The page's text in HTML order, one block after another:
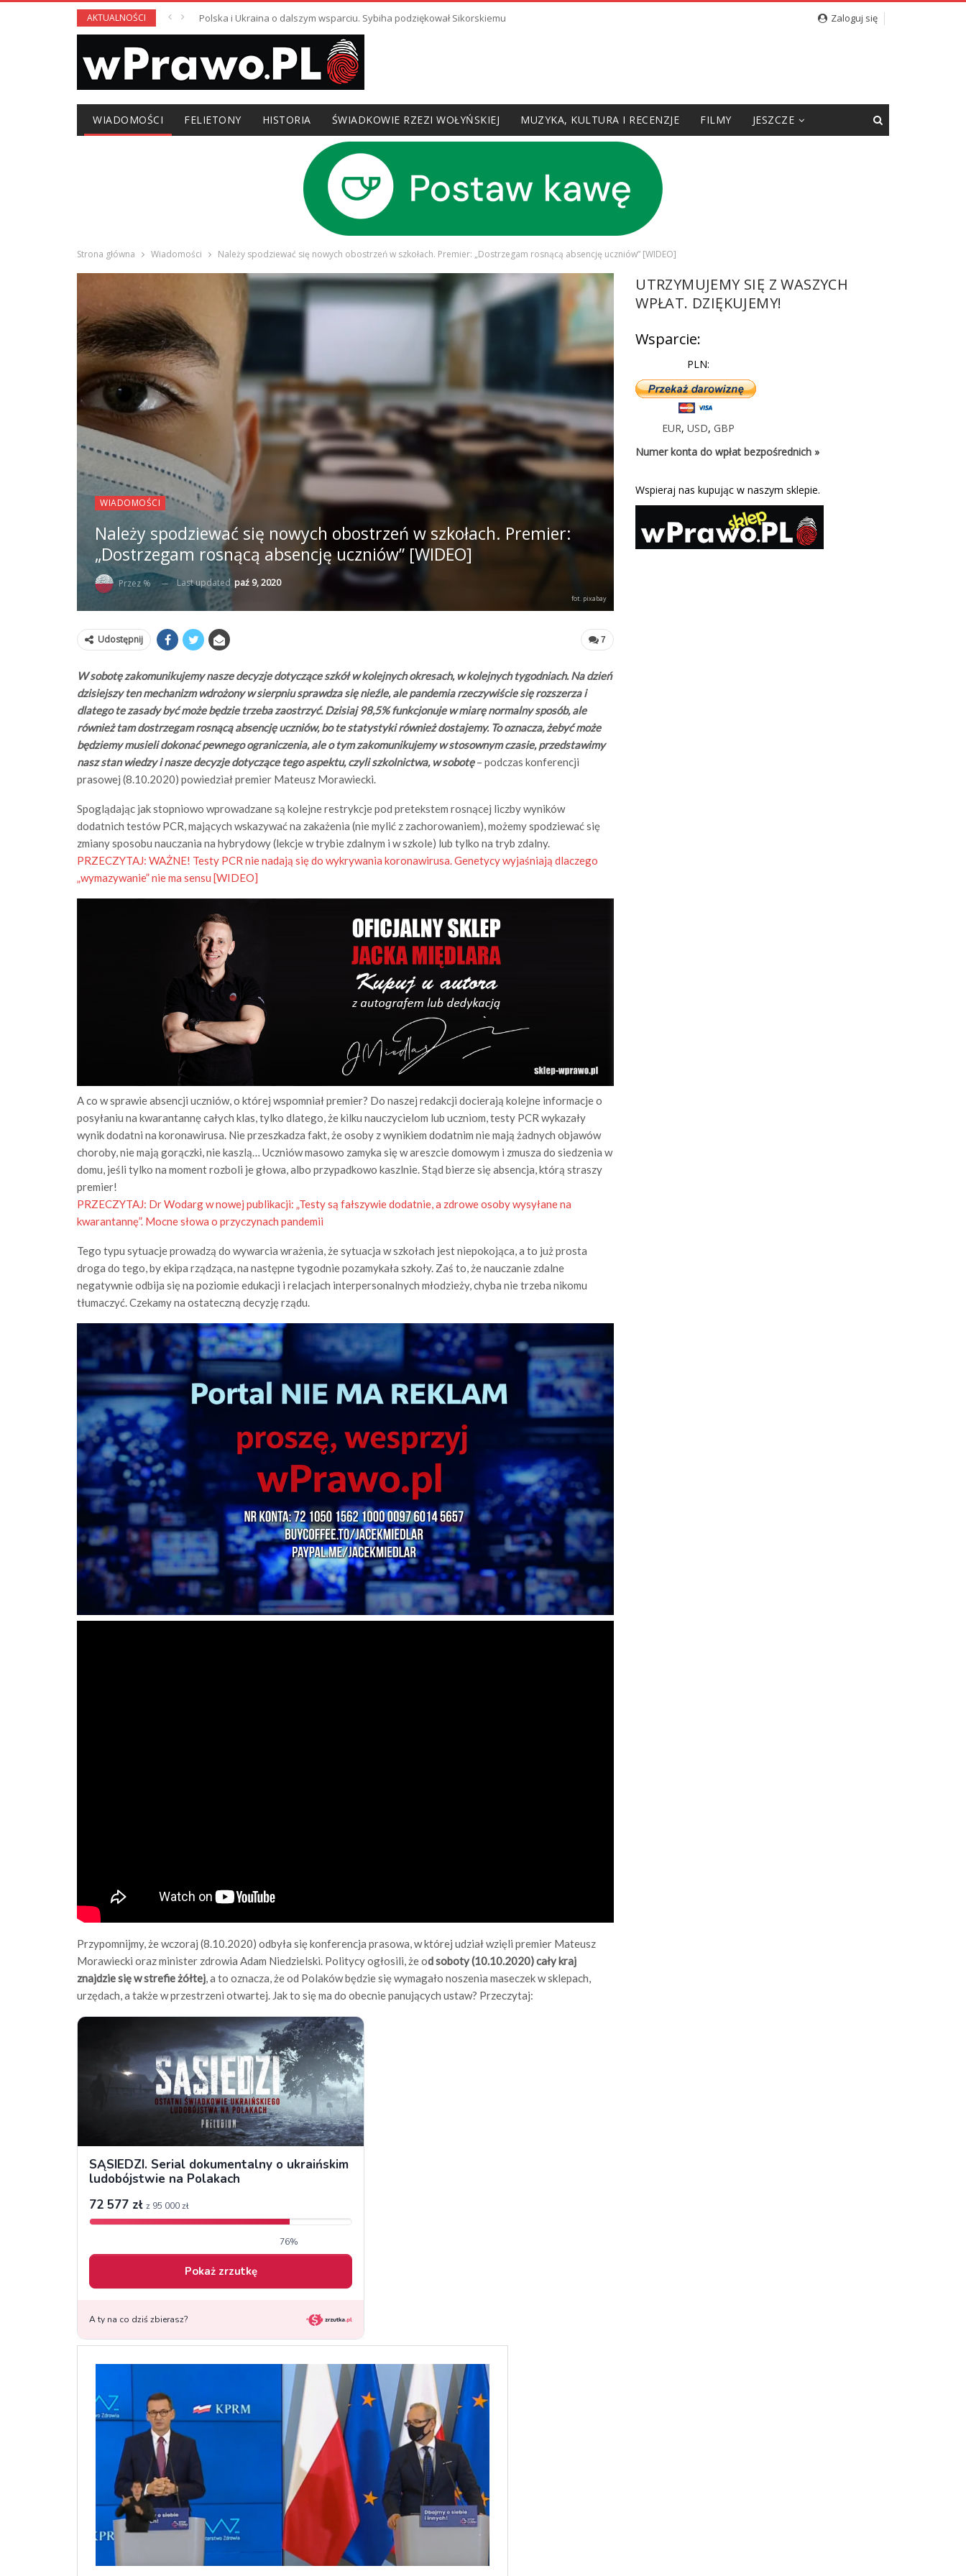
AKTUALNOŚCI Polska i Ukraina o dalszym wsparciu. Sybiha podziękował Sikorskiemu Zaloguj się
WIADOMOŚCI FELIETONY HISTORIA ŚWIADKOWIE RZEZI WOŁYŃSKIEJ MUZYKA, KULTURA I RECENZJE FILMY JESZCZE
Strona główna Wiadomości Należy spodziewać się nowych obostrzeń w szkołach. Premier: „Dostrzegam rosnącą absencję uczniów” [WIDEO]
WIADOMOŚCI
Należy spodziewać się nowych obostrzeń w szkołach. Premier:
„Dostrzegam rosnącą absencję uczniów” [WIDEO]
Przez % Last updated paź 9, 2020
fot. pixabay
7
Udostępnij
W sobotę zakomunikujemy nasze decyzje dotyczące szkół w kolejnych okresach, w kolejnych tygodniach. Na dzień
dzisiejszy ten mechanizm wdrożony w sierpniu sprawdza się nieźle, ale pandemia rzeczywiście się rozszerza i
dlatego te zasady być może będzie trzeba zaostrzyć. Dzisiaj 98,5% funkcjonuje w miarę normalny sposób, ale
również tam dostrzegam rosnącą absencję uczniów, bo te statystyki również dostajemy. To oznacza, żebyć może
będziemy musieli dokonać pewnego ograniczenia, ale o tym zakomunikujemy w stosownym czasie, przedstawimy
nasz stan wiedzy i nasze decyzje dotyczące tego aspektu, czyli szkolnictwa, w sobotę– podczas konferencji
prasowej (8.10.2020) powiedział premier Mateusz Morawiecki.
Spoglądając jak stopniowo wprowadzane są kolejne restrykcje pod pretekstem rosnącej liczby wyników
dodatnich testów PCR, mających wskazywać na zakażenia (nie mylić z zachorowaniem), możemy spodziewać się
zmiany sposobu nauczania na hybrydowy (lekcje w trybie zdalnym i w szkole) lub tylko na tryb zdalny.
PRZECZYTAJ: WAŻNE! Testy PCR nie nadają się do wykrywania koronawirusa. Genetycy wyjaśniają dlaczego
„wymazywanie” nie ma sensu [WIDEO]
A co w sprawie absencji uczniów, o której wspomniał premier? Do naszej redakcji docierają kolejne informacje o
posyłaniu na kwarantannę całych klas, tylko dlatego, że kilku nauczycielom lub uczniom, testy PCR wykazały
wynik dodatni na koronawirusa. Nie przeszkadza fakt, że osoby z wynikiem dodatnim nie mają żadnych objawów
choroby, nie mają gorączki, nie kaszlą… Uczniów masowo zamyka się w areszcie domowym i zmusza do siedzenia w
domu, jeśli tylko na moment rozboli je głowa, albo przypadkowo kaszlnie. Stąd bierze się absencja, którą straszy
premier!
PRZECZYTAJ: Dr Wodarg w nowej publikacji: „Testy są fałszywie dodatnie, a zdrowe osoby wysyłane na
kwarantannę”. Mocne słowa o przyczynach pandemii
Tego typu sytuacje prowadzą do wywarcia wrażenia, że sytuacja w szkołach jest niepokojąca, a to już prosta
droga do tego, by ekipa rządząca, na następne tygodnie pozamykała szkoły. Zaś to, że nauczanie zdalne
negatywnie odbija się na poziomie edukacji i relacjach interpersonalnych młodzieży, chyba nie trzeba nikomu
tłumaczyć. Czekamy na ostateczną decyzję rządu.
Przypomnijmy, że wczoraj (8.10.2020) odbyła się konferencja prasowa, w której udział wzięli premier Mateusz
Morawiecki oraz minister zdrowia Adam Niedzielski. Politycy ogłosili, że od soboty (10.10.2020) cały kraj
znajdzie się w strefie żółtej, a to oznacza, że od Polaków będzie się wymagało noszenia maseczek w sklepach,
urzędach, a także w przestrzeni otwartej. Jak to się ma do obecnie panujących ustaw? Przeczytaj:
UTRZYMUJEMY SIĘ Z WASZYCH
WPŁAT. DZIĘKUJEMY!
Wsparcie:
PLN:
EUR,USD,GBP
Numer konta do wpłat bezpośrednich »
Wspieraj nas kupując w naszym sklepie.